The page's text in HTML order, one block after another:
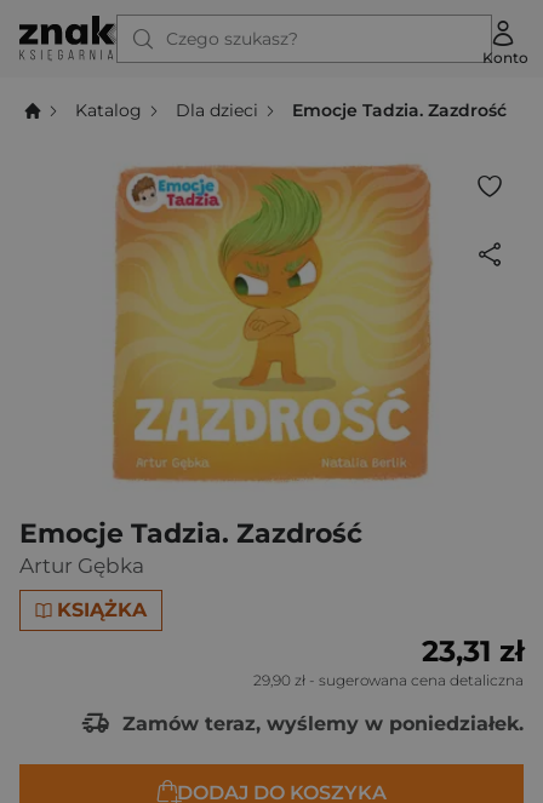
Czego szukasz?
Konto
Katalog Dla dzieci Emocje Tadzia. Zazdrość
Emocje Tadzia. Zazdrość
Artur Gębka
KSIĄŻKA
23,31 zł
29,90 zł - sugerowana cena detaliczna
Zamów teraz, wyślemy w poniedziałek.
DODAJ DO KOSZYKA